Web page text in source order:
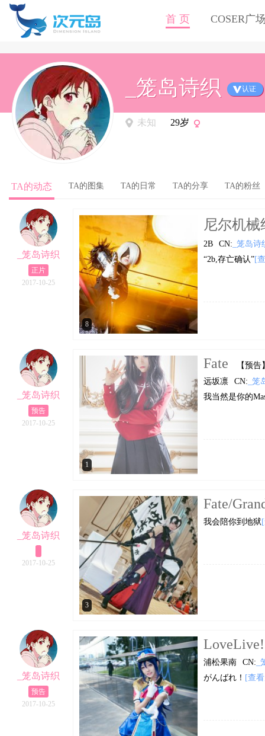
首 页 COSER广
_笼岛诗织 认证
未知 29岁
TA的动态 TA的图集 TA的日常 TA的分享 TA的粉丝
_笼岛诗织
正片
2017-10-25
8
尼尔机械
2B CN: _笼岛诗
“2b,存亡确认”[
_笼岛诗织
预告
2017-10-25
1
Fate
【预告
远坂凛
CN: _笼
我当然是你的
_笼岛诗织
2017-10-25
3
Fate/
我会陪你到地狱
_笼岛诗织
预告
2017-10-25
浦松果南 CN:
がんばれ！ [查